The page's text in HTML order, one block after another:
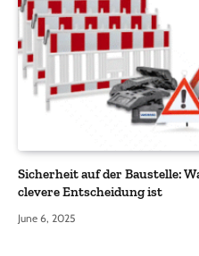
Sicherheit auf der Baustelle:
clevere Entscheidung ist
June 6, 2025